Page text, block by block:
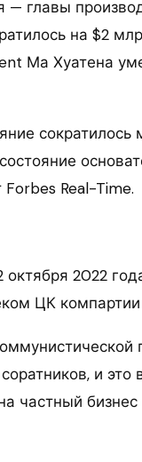
главы
на $2
Ма Хуатена
Real-Time.
2022
ЦК компартии
и это
частный